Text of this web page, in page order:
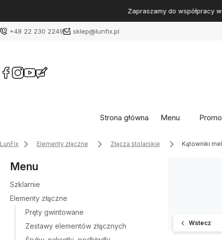
+48 22 230 2249 sklep@lunfix.pl
Strona główna Menu
LunFix Elementy złączne Złącza stolarskie Kątowniki
Menu
Szklarnie
Elementy złączne
Pręty gwintowane
Zestawy elementów złącznych
Wstecz